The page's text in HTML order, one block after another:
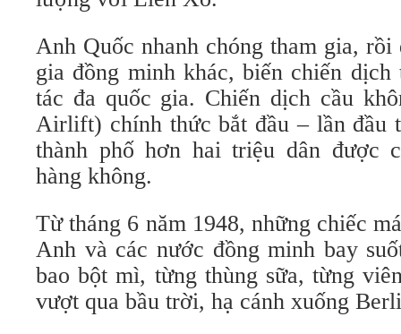
Anh Quốc nhanh chóng tham gia, rồi
gia đồng minh khác, biến chiến
tác đa quốc gia. Chiến dịch cầu
Airlift) chính thức bắt đầu – lần đầu
thành phố hơn hai triệu dân được
hàng không.
Từ tháng 6 năm 1948, những chiếc
Anh và các nước đồng minh bay
bao bột mì, từng thùng sữa, từng
vượt qua bầu trời, hạ cánh xuống